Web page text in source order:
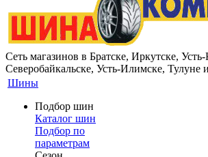
Сеть магазинов в Братске, Иркутске, Усть-
Северобайкальске, Усть-Илимске, Тулуне
Шины
Подбор шин
Каталог шин
Подбор по
параметрам